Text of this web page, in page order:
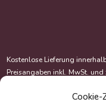
Cookie-
Kostenlose Lieferung
Preisangaben inkl. MwSt.